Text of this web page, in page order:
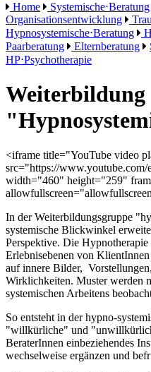
Home
Systemische⋅Beratung
Organisationsentwicklung
Hypnosystemische⋅Beratung
Paarberatung
Elternberatung
HP⋅Psychotherapie
Weiterbildung
<iframe title="YouTube video
src="https://
width="460" height="259"
In der Weiterbildungsgruppe
systemische Blickwinkel
Perspektive. Die
Erlebnisebenen von
auf innere Bilder,
Wirklichkeiten. Muster werden
systemischen Arbeitens
So entsteht in der hypno-
"willkürliche" und
BeraterInnen einbeziehendes
wechselweise ergänzen und